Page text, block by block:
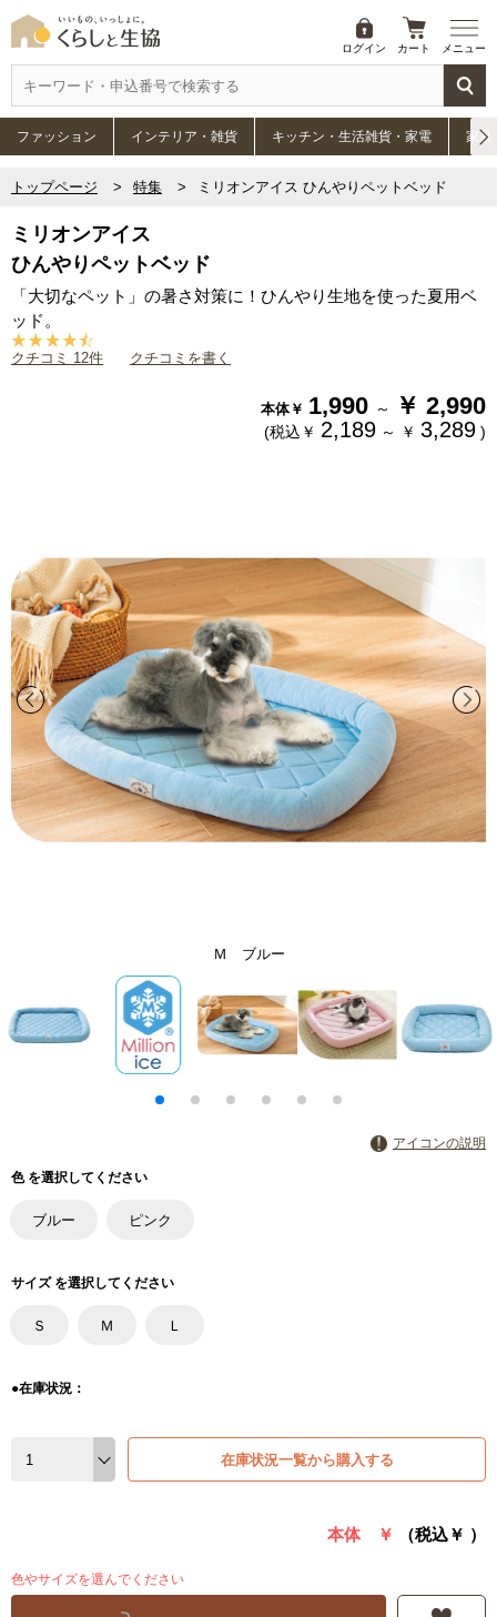
ログイン カート メニュー
ファッション インテリア・雑貨 キッチン・生活雑貨・家電 家具
トップページ 特集 ミリオンアイス ひんやりペットベッド
ミリオンアイス
ひんやりペットベッド
「大切なペット」の暑さ対策に！ひんやり生地を使った夏用ベ
ッド。
クチコミ 12件 クチコミを書く
本体￥ 1,990 ～ ￥ 2,990
(税込￥ 2,189 ～ ￥ 3,289 )
Ｍ ブルー
アイコンの説明
色 を選択してください
ブルー ピンク
サイズ を選択してください
Ｓ Ｍ Ｌ
●在庫状況：
在庫状況一覧から購入する
本体 ￥ （税込￥ ）
色やサイズを選んでください